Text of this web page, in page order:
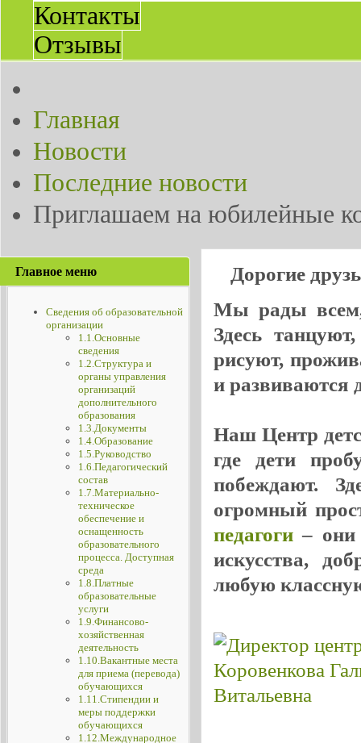
Контакты
Отзывы
Главная
Новости
Последние новости
Приглашаем на юбилейные
Главное меню
Сведения об образовательной
организации
1.1.Основные
сведения
1.2.Структура и
органы управления
организаций
дополнительного
образования
1.3.Документы
1.4.Образование
1.5.Руководство
1.6.Педагогический
состав
1.7.Материально-
техническое
обеспечение и
оснащенность
образовательного
процесса. Доступная
среда
1.8.Платные
образовательные
услуги
1.9.Финансово-
хозяйственная
деятельность
1.10.Вакантные места
для приема (перевода)
обучающихся
1.11.Стипендии и
меры поддержки
обучающихся
1.12.Международное
Дорогие
Мы рады всем,
Здесь
рисуют,
и развиваются
Наш Центр
где дети
побеждают.
огромный
педагоги– они
искусства,
любую